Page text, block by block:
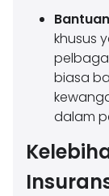
khusus
biasa
dalam